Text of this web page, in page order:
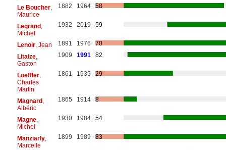
Le Boucher,
Maurice
1882 1964 58
Legrand,
Michel
1932 2019 59
Lenoir, Jean 1891 1976
70
Litaize,
Gaston
1909 1991 82
Loeffler,
Charles
Martin
1861 1935 29
Magnard,
Albéric
1865 1914 8
Magne,
Michel
1930 1984 54
Manziarly,
Marcelle
1899 1989 83